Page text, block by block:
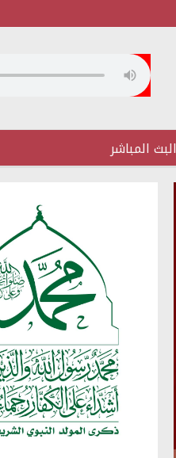
البث المباشر